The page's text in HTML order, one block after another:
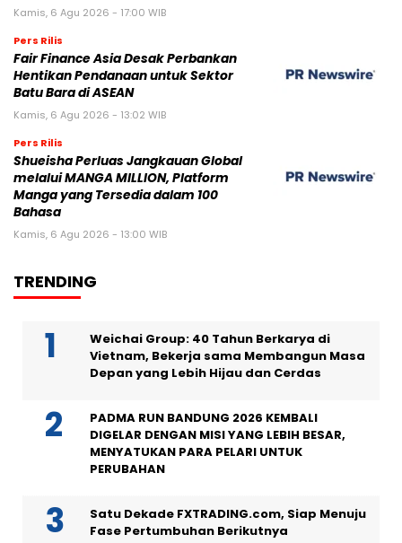
Kamis, 6 Agu 2026 - 17:00 WIB
Pers Rilis
Fair Finance Asia Desak Perbankan
Hentikan Pendanaan untuk Sektor
Batu Bara di ASEAN
Kamis, 6 Agu 2026 - 13:02 WIB
Pers Rilis
Shueisha Perluas Jangkauan Global
melalui MANGA MILLION, Platform
Manga yang Tersedia dalam 100
Bahasa
Kamis, 6 Agu 2026 - 13:00 WIB
TRENDING
Weichai Group: 40 Tahun Berkarya di
Vietnam, Bekerja sama Membangun Masa
Depan yang Lebih Hijau dan Cerdas
PADMA RUN BANDUNG 2026 KEMBALI
DIGELAR DENGAN MISI YANG LEBIH BESAR,
MENYATUKAN PARA PELARI UNTUK
PERUBAHAN
Satu Dekade FXTRADING.com, Siap Menuju
Fase Pertumbuhan Berikutnya